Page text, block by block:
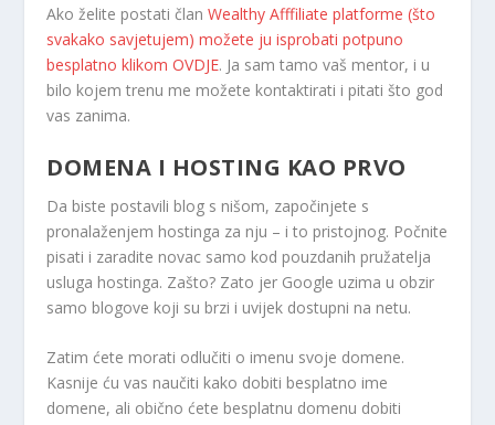
Ako želite postati članWealthy Afffiliate platforme (što
svakako savjetujem) možete ju isprobati potpuno
besplatno klikom OVDJE. Ja sam tamo vaš mentor, i u
bilo kojem trenu me možete kontaktirati i pitati što god
vas zanima.
DOMENA I HOSTING KAO PRVO
Da biste postavili blog s nišom, započinjete s
pronalaženjem hostinga za nju – i to pristojnog. Počnite
pisati i zaradite novac samo kod pouzdanih pružatelja
usluga hostinga. Zašto? Zato jer Google uzima u obzir
samo blogove koji su brzi i uvijek dostupni na netu.
Zatim ćete morati odlučiti o imenu svoje domene.
Kasnije ću vas naučiti kako dobiti besplatno ime
domene, ali obično ćete besplatnu domenu dobiti